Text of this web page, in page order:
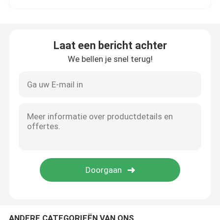
De Speelkamerdeken van kinderen
De Mat van de stoelvloer
mat van de eco de vriendschappelijke yoga
Dartboardmat
De Matten van de Misstap niet Trede
Laat een bericht achter
We bellen je snel terug!
ANDERE CATEGORIEËN VAN ONS